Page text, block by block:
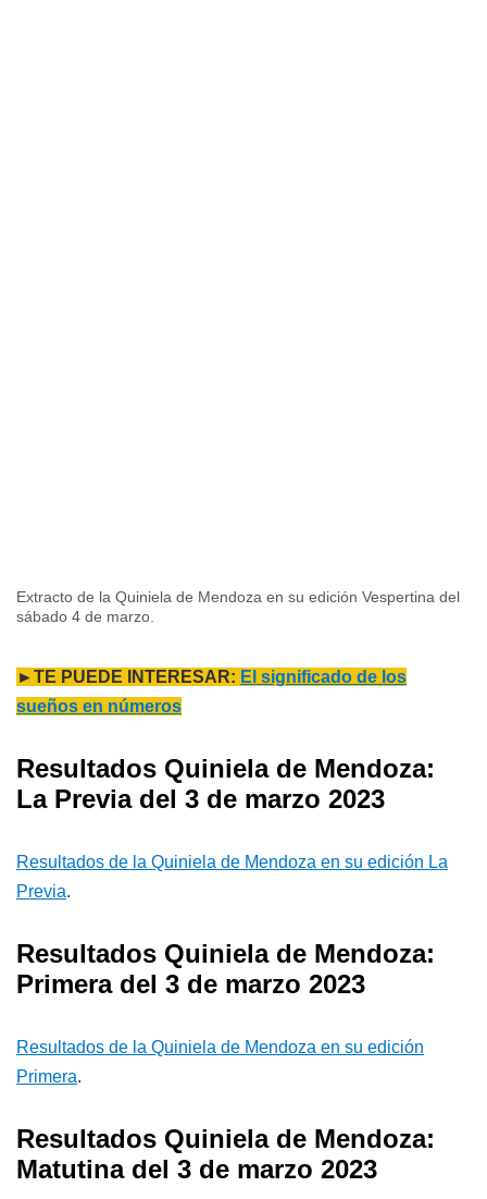
Extracto de la Quiniela de Mendoza en su edición Vespertina del
sábado 4 de marzo.
►TE PUEDE INTERESAR: El significado de los
sueños en números
Resultados Quiniela de Mendoza:
La Previa del 3 de marzo 2023
Resultados de la Quiniela de Mendoza en su edición La
Previa.
Resultados Quiniela de Mendoza:
Primera del 3 de marzo 2023
Resultados de la Quiniela de Mendoza en su edición
Primera.
Resultados Quiniela de Mendoza:
Matutina del 3 de marzo 2023